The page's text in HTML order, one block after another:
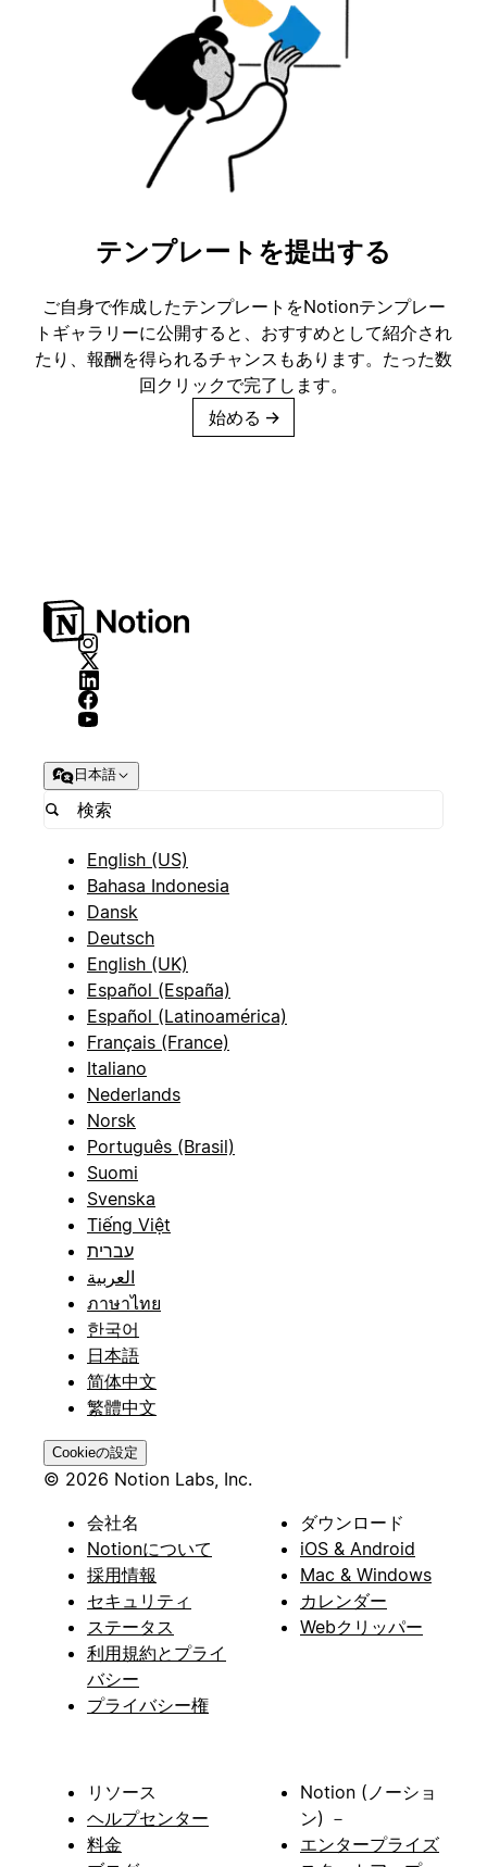
テンプレートを提出する
ご自身で作成したテンプレートをNotionテンプレー
トギャラリーに公開すると、おすすめとして紹介され
たり、報酬を得られるチャンスもあります。たった数
回クリックで完了します。
始める →
日本語
English (US)
Bahasa Indonesia
Dansk
Deutsch
English (UK)
Español (España)
Español (Latinoamérica)
Français (France)
Italiano
Nederlands
Norsk
Português (Brasil)
Suomi
Svenska
Tiếng Việt
עברית
العربية
ภาษาไทย
한국어
日本語
简体中文
繁體中文
Cookieの設定
© 2026 Notion Labs, Inc.
会社名
Notionについて
採用情報
セキュリティ
ステータス
利用規約とプライ
バシー
プライバシー権
ダウンロード
iOS & Android
Mac & Windows
カレンダー
Webクリッパー
リソース
ヘルプセンター
料金
Notion (ノーショ
ン) －
エンタープライズ